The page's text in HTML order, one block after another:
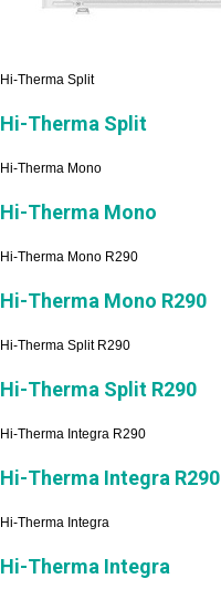
Hi-Therma Split
Hi-Therma Split
Hi-Therma Mono
Hi-Therma Mono
Hi-Therma Mono R290
Hi-Therma Mono R290
Hi-Therma Split R290
Hi-Therma Split R290
Hi-Therma Integra R290
Hi-Therma Integra R290
Hi-Therma Integra
Hi-Therma Integra